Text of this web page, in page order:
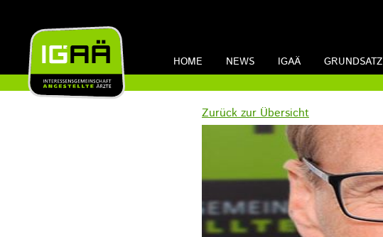
HOME NEWS IGAÄ GRUNDSATZ
Zurück zur Übersicht